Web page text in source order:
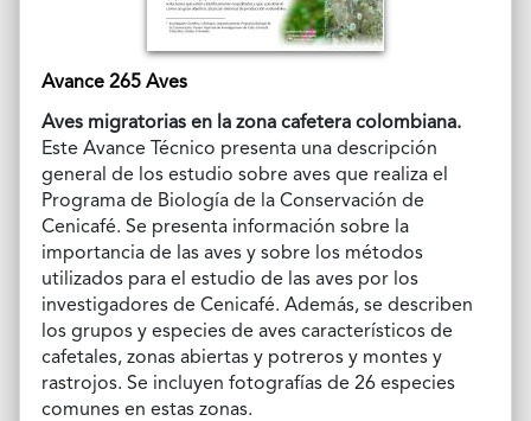
Avance 265 Aves
Aves migratorias en la zona cafetera colombiana.
Este Avance Técnico presenta una descripción
general de los estudio sobre aves que realiza el
Programa de Biología de la Conservación de
Cenicafé. Se presenta información sobre la
importancia de las aves y sobre los métodos
utilizados para el estudio de las aves por los
investigadores de Cenicafé. Además, se describen
los grupos y especies de aves característicos de
cafetales, zonas abiertas y potreros y montes y
rastrojos. Se incluyen fotografías de 26 especies
comunes en estas zonas.